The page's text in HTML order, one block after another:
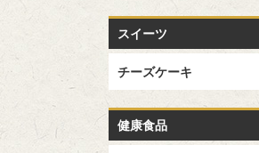
スイーツ
チーズケーキ
健康食品